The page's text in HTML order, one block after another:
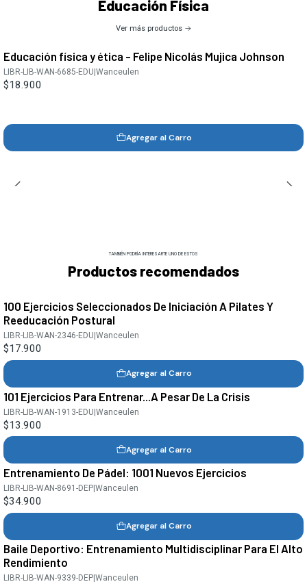
Educación Física
Ver más productos
Educación física y ética - Felipe Nicolás Mujica Johnson
LIBR-LIB-WAN-6685-EDU |Wanceulen
$18.900
Agregar al Carro
TAMBIÉN PODRÍA INTERESARTE UNO DE ESTOS
Productos recomendados
100 Ejercicios Seleccionados De Iniciación A Pilates Y
Reeducación Postural
LIBR-LIB-WAN-2346-EDU |Wanceulen
$17.900
Agregar al Carro
101 Ejercicios Para Entrenar...A Pesar De La Crisis
LIBR-LIB-WAN-1913-EDU|Wanceulen
$13.900
Agregar al Carro
Entrenamiento De Pádel: 1001 Nuevos Ejercicios
LIBR-LIB-WAN-8691-DEP |Wanceulen
$34.900
Agregar al Carro
Baile Deportivo: Entrenamiento Multidisciplinar Para El Alto
Rendimiento
LIBR-LIB-WAN-9339-DEP |Wanceulen